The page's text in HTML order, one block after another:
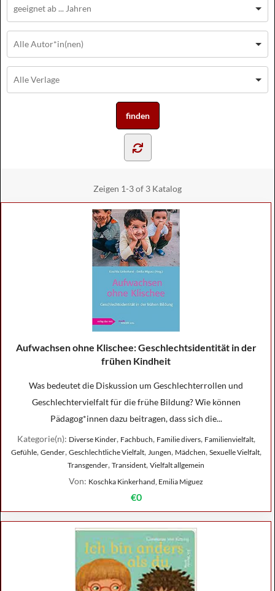
Zeigen 1-3 of 3 Katalog
Aufwachsen ohne Klischee: Geschlechtsidentität in der
frühen Kindheit
Was bedeutet die Diskussion um Geschlechterrollen und
Geschlechtervielfalt für die frühe Bildung? Wie können
Pädagog*innen dazu beitragen, dass sich die...
Kategorie(n): Diverse Kinder, Fachbuch, Familie divers, Familienvielfalt,
Gefühle, Gender, Geschlechtliche Vielfalt, Jungen, Mädchen, Sexuelle Vielfalt,
Transgender, Transident, Vielfalt allgemein
Von: Koschka Kinkerhand, Emilia Miguez
€0